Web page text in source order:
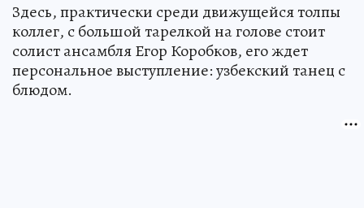
Здесь, практически среди движущейся толпы
коллег, с большой тарелкой на голове стоит
солист ансамбля Егор Коробков, его ждет
персональное выступление: узбекский танец с
блюдом.